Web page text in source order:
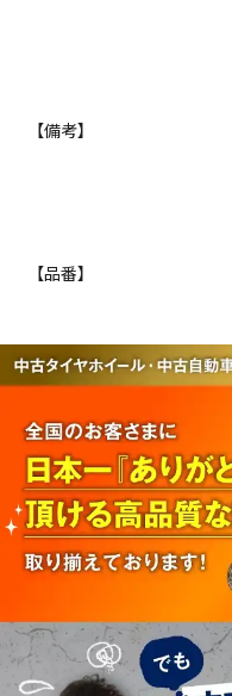
【備考】
【品番】